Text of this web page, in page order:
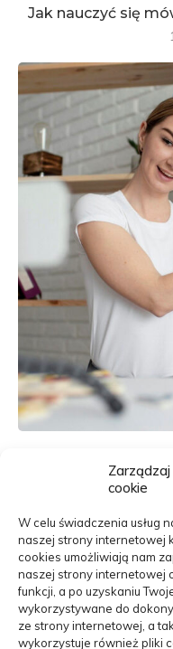
cookie
W celu świadczenia usług
naszej strony internetowej
cookies umożliwiają nam
naszej strony internetowej
funkcji, a po uzyskaniu
wykorzystywane do
ze strony internetowej, a
wykorzystuje również pliki
Jak nauczyć się